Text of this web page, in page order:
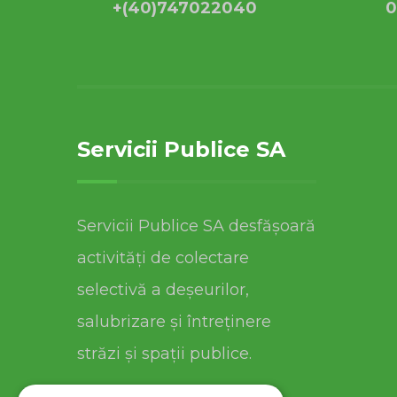
+(40)747022040
Servicii Publice SA
Servicii Publice SA desfășoară
activități de colectare
selectivă a deșeurilor,
salubrizare și întreținere
străzi și spații publice.